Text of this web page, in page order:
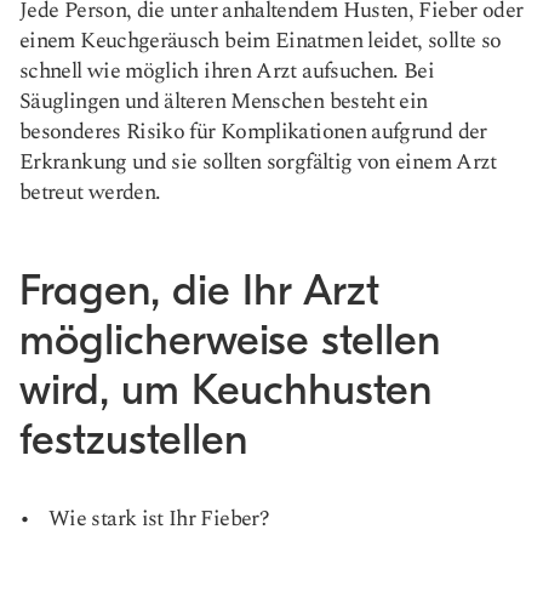
Jede Person, die unter anhaltendem Husten, Fieber oder
einem Keuchgeräusch beim Einatmen leidet, sollte so
schnell wie möglich ihren Arzt aufsuchen. Bei
Säuglingen und älteren Menschen besteht ein
besonderes Risiko für Komplikationen aufgrund der
Erkrankung und sie sollten sorgfältig von einem Arzt
betreut werden.
Fragen, die Ihr Arzt
möglicherweise stellen
wird, um Keuchhusten
festzustellen
Wie stark ist Ihr Fieber?